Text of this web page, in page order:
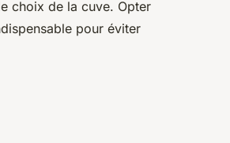
choix de la cuve. Opter
pour éviter